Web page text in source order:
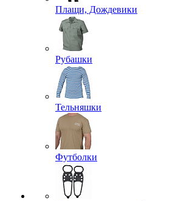
Плащи, Дождевики
Рубашки
Тельняшки
Футболки